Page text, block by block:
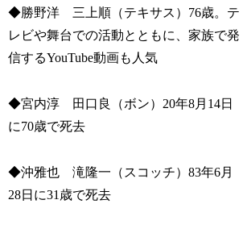
◆勝野洋 三上順（テキサス）76歳。テ
レビや舞台での活動とともに、家族で発
信するYouTube動画も人気
◆宮内淳 田口良（ボン）20年8月14日
に70歳で死去
◆沖雅也 滝隆一（スコッチ）83年6月
28日に31歳で死去